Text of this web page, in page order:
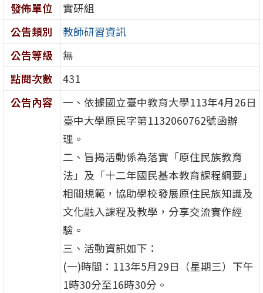
發佈單位
實研組
公告類別
教師研習資訊
公告等級
無
點閱次數
431
公告內容
一、依據國立臺中教育大學113年4月26日
臺中大學原民字第1132060762號函辦
理。
二、旨揭活動係為落實「原住民族教育
法」及「十二年國民基本教育課程綱要」
相關規範，協助學校發展原住民族知識及
文化融入課程及教學，分享交流實作經
驗。
三、活動資訊如下：
(一)時間：113年5月29日（星期三）下午
1時30分至16時30分。